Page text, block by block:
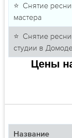
⭐ Снятие
мастера
⭐ Снятие
студии в
Цены
Название